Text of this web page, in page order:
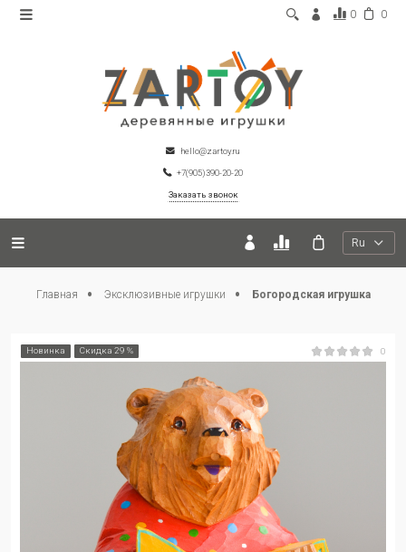
0 0
hello@zartoy.ru
+7(905)390-20-20
Заказать звонок
Ru
Главная Эксклюзивные игрушки Богородская игрушка
Новинка Скидка 29 % 0